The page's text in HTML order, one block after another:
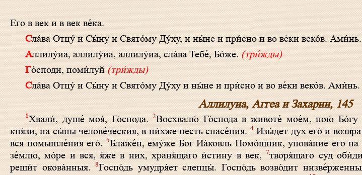
Его в век и в век ве́ка.
Сла́­ва Отцу́ и Сы́­ну и Свя­то́­му Ду́ху, и ны́­не и при́с­но и во ве́­ки ве­ко́в. Ами́нь.
Алли­лу́иа, алли­лу́иа, алли­лу́иа, сла́­ва Те­бе́, Бо́­же.(три́жды)
Го́с­по­ди, по­ми́­луй(три́жды)
Сла́­ва Отцу́ и Сы́­ну и Свято́­му Ду́ху и ны́­не и при́с­но и во ве́­ки ве­ко́в. Ами́нь.
Аллилуиа, Аггеа и Захарии, 145
1Хвали́, душе́ моя́, Го́спода.2Восхвалю́ Го́спода в животе́ мое́м, пою́
кня́зи, на сы́ны челове́ческия, в ни́хже несть спасе́ния.4Изы́дет дух его́ и
вся помышле́ния его́.5Блаже́н, ему́же Бог Иа́ковль Помо́щник, упова́ние его на
зе́млю, мо́ре и вся, я́же в них, храня́щаго и́стину в век,7творя́щаго суд
реши́т окова́нныя.8Госпо́дь умудря́ет слепцы́. Госпо́дь возво́дит